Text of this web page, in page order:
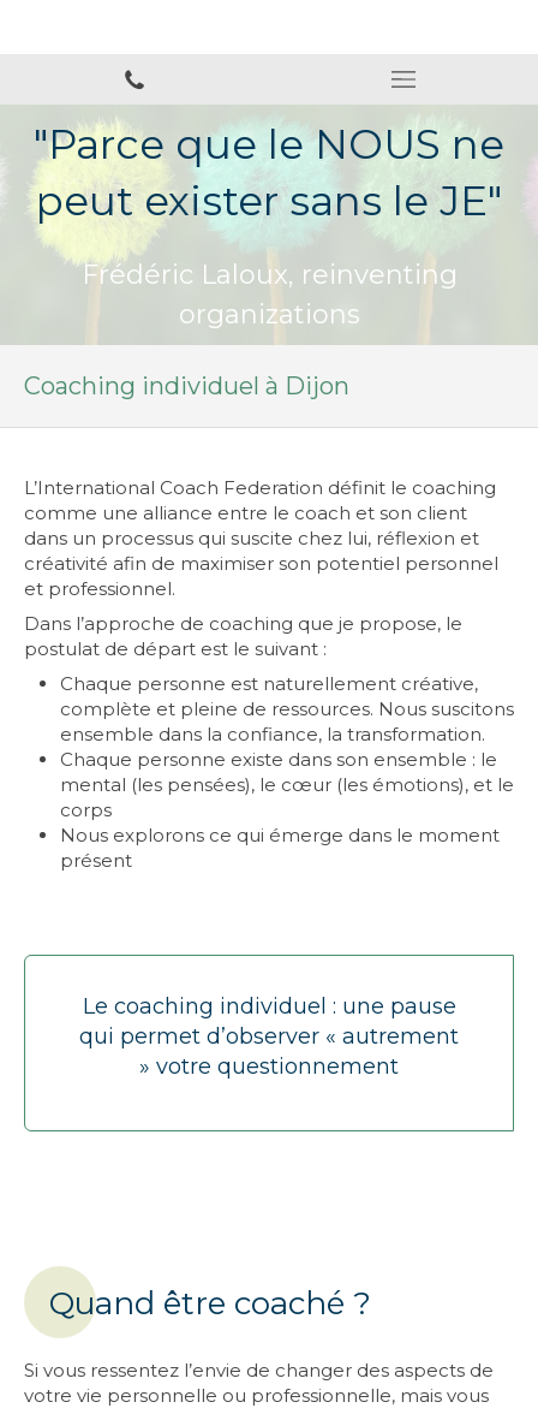
"Parce que le NOUS ne
peut exister sans le JE"
Frédéric Laloux, reinventing
organizations
Coaching individuel à Dijon
L’International Coach Federation définit le coaching
comme une alliance entre le coach et son client
dans un processus qui suscite chez lui, réflexion et
créativité afin de maximiser son potentiel personnel
et professionnel.
Dans l’approche de coaching que je propose, le
postulat de départ est le suivant :
Chaque personne est naturellement créative,
complète et pleine de ressources. Nous suscitons
ensemble dans la confiance, la transformation.
Chaque personne existe dans son ensemble : le
mental (les pensées), le cœur (les émotions), et le
corps
Nous explorons ce qui émerge dans le moment
présent
Le coaching individuel : une pause
qui permet d’observer « autrement
» votre questionnement
Quand être coaché ?
Si vous ressentez l’envie de changer des aspects de
votre vie personnelle ou professionnelle, mais vous